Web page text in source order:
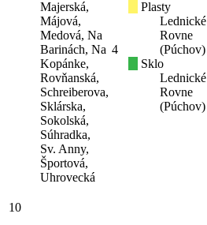
Majerská,
Májová,
Medová, Na
Barinách, Na
Kopánke,
Rovňanská,
Schreiberova,
Sklárska,
Sokolská,
Súhradka,
Sv. Anny,
Športová,
Uhrovecká
4
Plasty
Lednické
Rovne
(Púchov)
Sklo
Lednické
Rovne
(Púchov)
10